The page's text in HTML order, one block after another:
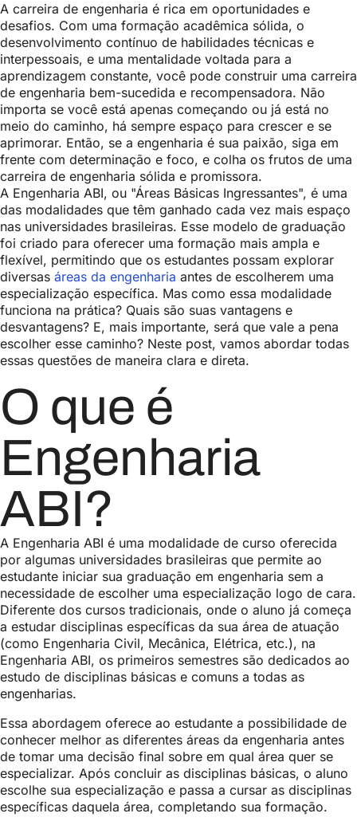
A carreira de engenharia é rica em oportunidades e
desafios. Com uma formação acadêmica sólida, o
desenvolvimento contínuo de habilidades técnicas e
interpessoais, e uma mentalidade voltada para a
aprendizagem constante, você pode construir uma carreira
de engenharia bem-sucedida e recompensadora. Não
importa se você está apenas começando ou já está no
meio do caminho, há sempre espaço para crescer e se
aprimorar. Então, se a engenharia é sua paixão, siga em
frente com determinação e foco, e colha os frutos de uma
carreira de engenharia sólida e promissora.
A Engenharia ABI, ou "Áreas Básicas Ingressantes", é uma
das modalidades que têm ganhado cada vez mais espaço
nas universidades brasileiras. Esse modelo de graduação
foi criado para oferecer uma formação mais ampla e
flexível, permitindo que os estudantes possam explorar
diversas áreas da engenharia antes de escolherem uma
especialização específica. Mas como essa modalidade
funciona na prática? Quais são suas vantagens e
desvantagens? E, mais importante, será que vale a pena
escolher esse caminho? Neste post, vamos abordar todas
essas questões de maneira clara e direta.
O que é
Engenharia
ABI?
A Engenharia ABI é uma modalidade de curso oferecida
por algumas universidades brasileiras que permite ao
estudante iniciar sua graduação em engenharia sem a
necessidade de escolher uma especialização logo de cara.
Diferente dos cursos tradicionais, onde o aluno já começa
a estudar disciplinas específicas da sua área de atuação
(como Engenharia Civil, Mecânica, Elétrica, etc.), na
Engenharia ABI, os primeiros semestres são dedicados ao
estudo de disciplinas básicas e comuns a todas as
engenharias.
Essa abordagem oferece ao estudante a possibilidade de
conhecer melhor as diferentes áreas da engenharia antes
de tomar uma decisão final sobre em qual área quer se
especializar. Após concluir as disciplinas básicas, o aluno
escolhe sua especialização e passa a cursar as disciplinas
específicas daquela área, completando sua formação.